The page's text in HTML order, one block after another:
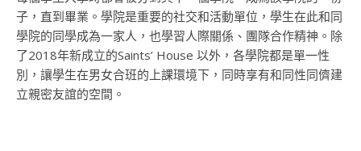
子，直到畢業。學院是重要的社交和活動單位，學生在此和同
學院的同學成為一家人，也學習人際關係、團隊合作精神。除
了2018年新成立的Saints’ House 以外，各學院都是單一性
別，讓學生在男女合班的上課環境下，同時享有和同性同儕建
立親密友誼的空間。